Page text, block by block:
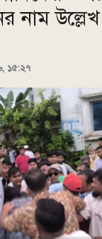
নাম
১৫:২৭